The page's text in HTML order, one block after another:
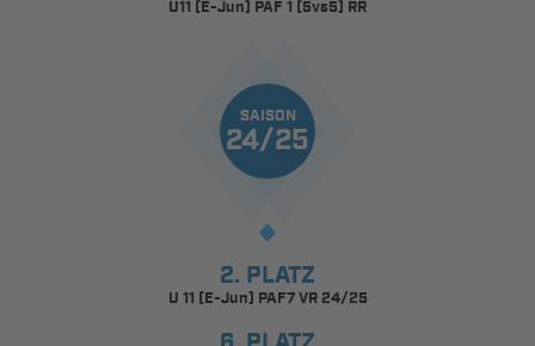
U11 (E-Jun) PAF 1 (5vs5) RR
SAISON
24/25
2. PLATZ
U 11 (E-Jun) PAF7 VR 24/25